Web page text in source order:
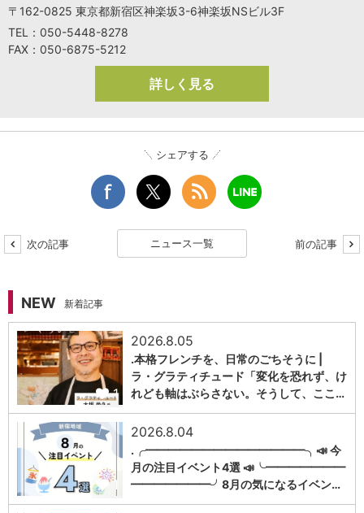
〒162-0825 東京都新宿区神楽坂3-6神楽坂NSビル3F
TEL：050-5448-8278
FAX：050-6875-5212
詳しく見る
シェアする
次の記事 ニュース一覧 前の記事
NEW 新着記事
1
2026.8.05
.本格フレンチを、日常のごちそうに |
ラ・グラティチュード「変化を恐れず、け
れども軸はぶらさない。そうして、ここ…
1
2026.8.04
.╭━━━━━━━━━━━━━━╮📣 今
月の注目イベント4選 📣╰━━━━━━━
━━━━━━━╯8月の気になるイベン…